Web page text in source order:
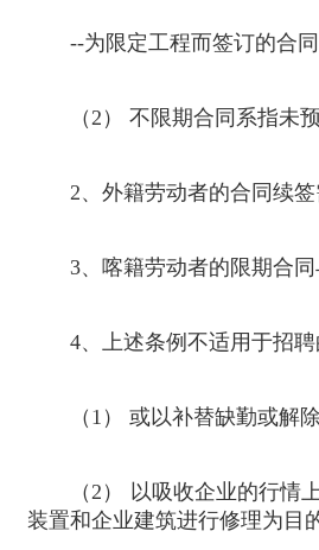
--为限定工程而签订的合同
（2 ） 不限期合同系指未
2、外籍劳动者的合同续
3、喀籍劳动者的限期合
4、上述条例不适用于招
（ 1 ） 或以补替缺勤或解
（2 ） 以吸收企业的行情
装置和企业建筑进行修理为目